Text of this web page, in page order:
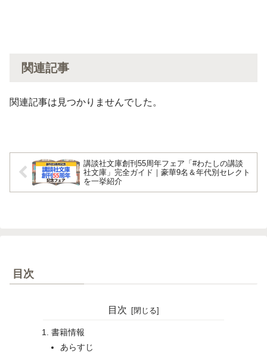
関連記事
関連記事は見つかりませんでした。
講談社文庫創刊55周年フェア「#わたしの講談
社文庫」完全ガイド｜豪華9名＆年代別セレクト
を一挙紹介
目次
目次
書籍情報
あらすじ